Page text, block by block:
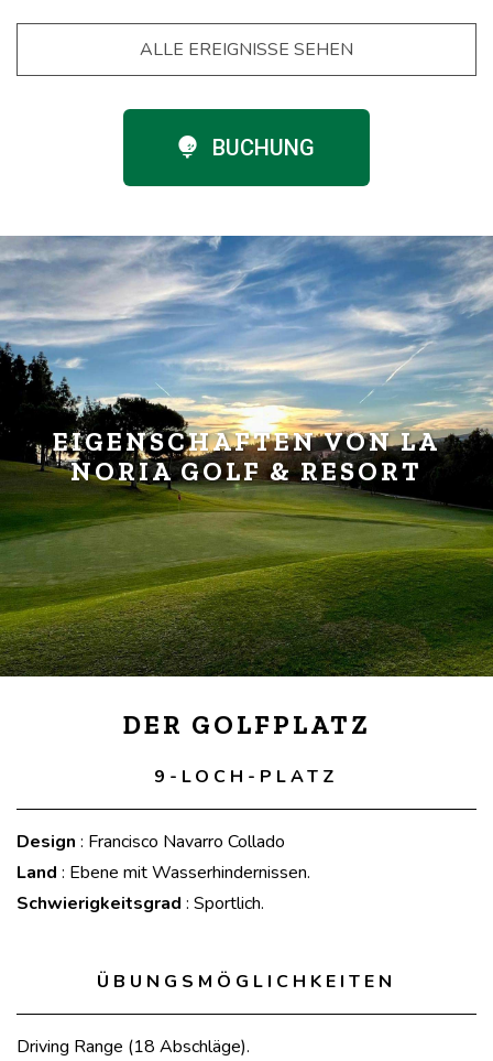
ALLE EREIGNISSE SEHEN
BUCHUNG
EIGENSCHAFTEN VON LA
NORIA GOLF & RESORT
DER GOLFPLATZ
9-LOCH-PLATZ
Design : Francisco Navarro Collado
Land : Ebene mit Wasserhindernissen.
Schwierigkeitsgrad : Sportlich.
ÜBUNGSMÖGLICHKEITEN
Driving Range (18 Abschläge).